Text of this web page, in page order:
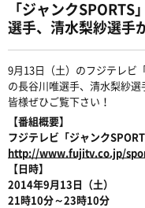
「ジャンク
選手、清水梨紗選手
9月13日（土）のフジテレビ
の長谷川唯選手、清水梨紗選
皆様ぜひご覧下さい！
【番組概要】
フジテレビ「ジャンク
http://www.fujitv.co.jp/
【日時】
2014年9月13日（土）
21時10分～23時10分